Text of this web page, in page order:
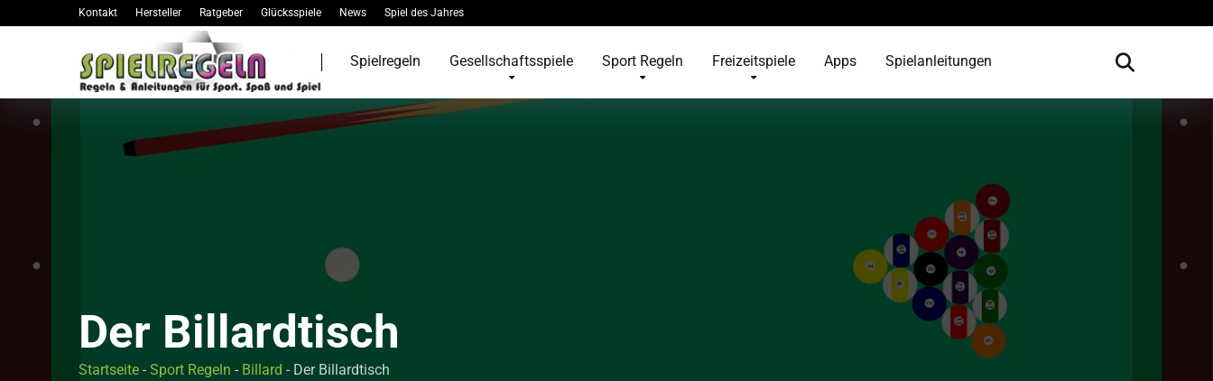
Kontakt Hersteller Ratgeber Glücksspiele News Spiel des Jahres
Spielregeln Gesellschaftsspiele Sport Regeln Freizeitspiele Apps Spielanleitungen
Der Billardtisch
Startseite - Sport Regeln - Billard - Der Billardtisch